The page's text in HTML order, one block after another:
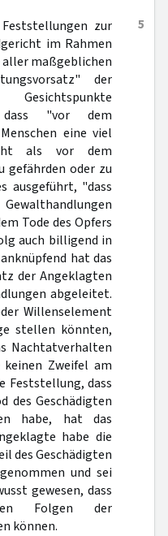
5
zur
im Rahmen
aller maßgeblichen
der
Gesichtspunkte
dass "vor dem
eine viel
als vor dem
gefährden oder zu
ausgeführt, "dass
Tode des Opfers
auch billigend in
hat das
der Angeklagten
abgeleitet.
Willenselement
stellen könnten,
Nachtatverhalten
keinen Zweifel am
Feststellung, dass
des Geschädigten
habe, hat das
habe die
des Geschädigten
und sei
gewesen, dass
Folgen der
können.